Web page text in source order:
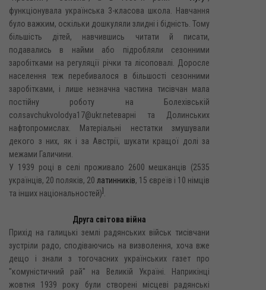
функціонувала українська 3-класова школа. Навчання
було важким, оскільки дошкуляли злидні і бідність. Тому
більшість дітей, навчившись читати й писати,
подавались в найми або підробляли сезонними
заробітками на регуляції річки та лісоповалі. Доросле
населення теж перебивалося в більшості сезонними
заробітками, і лише незначна частина тисівчан мала
постійну роботу на Болехівській
солsavchukvolodya17@ukr.netеварні та Долинських
нафтопромислах. Матеріальні нестатки змушували
декого з них, як і за Австрії, шукати кращої долі за
межами Галичини.
У 1939 році в селі проживало 2600 мешканців (2535
українців, 20 поляків, 20 латинників, 15 євреїв і 10 німців
та інших національностей)
Друга світова війна
Прихід на галицькі землі радянських військ тисівчани
зустріли радо, сподіваючись на визволення, хоча вже
дещо і знали з тогочасних українських газет про
"комуністичний рай" на Великій Україні. Наприкінці
жовтня 1939 року були створені місцеві радянські